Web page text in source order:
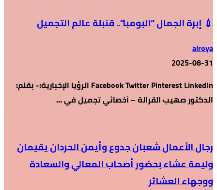
💉 إبرة الجمال “البومبا”.. قنبلة عالم التجميل
alroya
2025-08-31
Facebook Twitter Pinterest LinkedIn الرؤيا الإخبارية:- بقلم:
الدكتور صهيب القرالة – أخصائي تجميل في …
رجال الأعمال شعبان جدوع وأيمن الحردان يقيمان
وليمة عشاء بحضور أصحاب المعالي والسعادة
ووجهاء العشائر